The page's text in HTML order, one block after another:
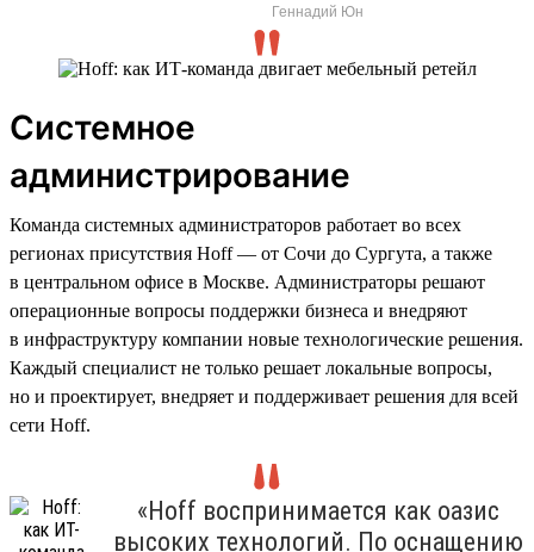
Геннадий Юн
Системное
администрирование
Команда системных администраторов работает во всех
регионах присутствия Hoff — от Сочи до Сургута, а также
в центральном офисе в Москве. Администраторы решают
операционные вопросы поддержки бизнеса и внедряют
в инфраструктуру компании новые технологические решения.
Каждый специалист не только решает локальные вопросы,
но и проектирует, внедряет и поддерживает решения для всей
сети Hoff.
«Hoff воспринимается как оазис
высоких технологий. По оснащению